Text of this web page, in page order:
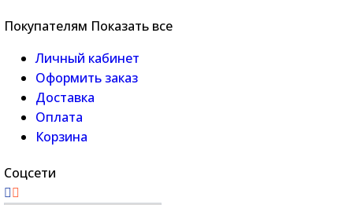
Покупателям Показать все
Личный кабинет
Оформить заказ
Доставка
Оплата
Корзина
Соцсети